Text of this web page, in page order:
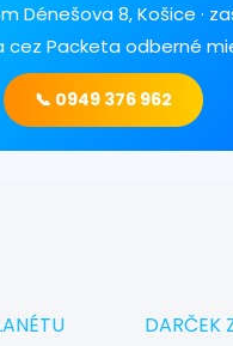
Dénešova 8, Košice ·
cez Packeta odberné
📞 0949 376 962
DARČEK